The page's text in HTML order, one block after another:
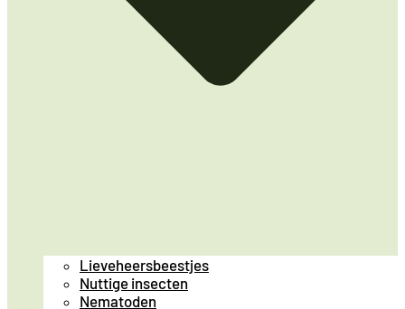
Lieveheersbeestjes
Nuttige insecten
Nematoden